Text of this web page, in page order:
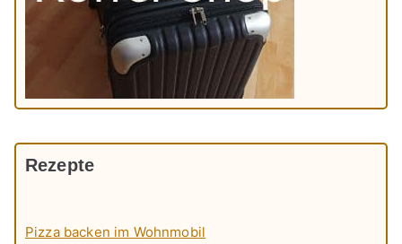
Rezepte
Pizza backen im Wohnmobil